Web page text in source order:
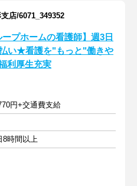
店/6071_349352
ープホームの看護師】週3日
い★看護を"もっと"働きや
利厚生充実
円+交通費支給
8時間以上